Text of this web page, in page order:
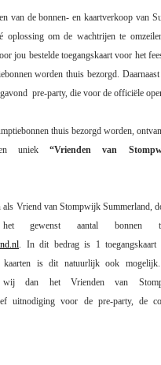
van de bonnen- en kaartverkoop van
om de wachtrijen te
jou bestelde toegangskaart voor het
worden thuis bezorgd.
pre-party, die voor de officiële
thuis bezorgd worden,
uniek“Vrienden van
Vriend van Stompwijk Summerland,
het gewenst aantal bonnen
. In dit bedrag is 1 toegangskaart
kaarten is dit natuurlijk ook
wij dan het Vrienden van
uitnodiging voor de pre-party, de